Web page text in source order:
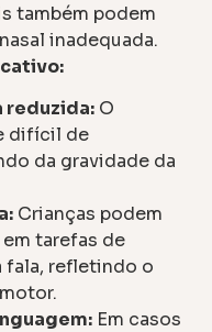
também podem
inadequada.
O
difícil de
da gravidade da
Crianças podem
tarefas de
fala, refletindo o
Em casos